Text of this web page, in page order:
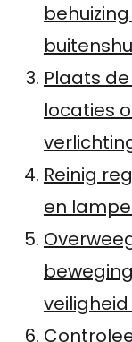
Plaats
locaties
Reinig
en